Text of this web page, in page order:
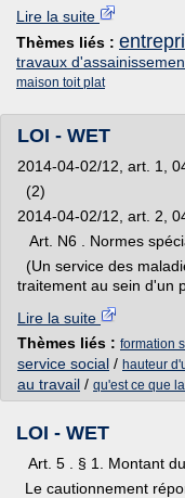
Lire la suite
Thèmes liés :
travaux
maison toit plat
LOI - WET
2014-04-02/12, art. 1,
(2)
2014-04-02/12, art. 2,
Art. N6 . Normes
(Un service des
traitement au sein d'un
Lire la suite
Thèmes liés : formation
service social / hauteur
au travail / qu'est ce que
LOI - WET
Art. 5 . § 1. Montant
Le cautionnement